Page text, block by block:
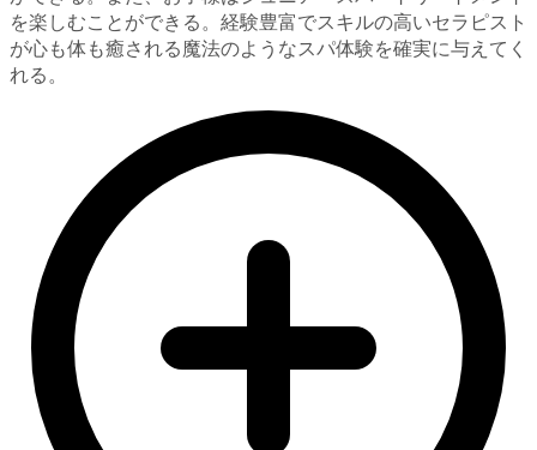
を楽しむことができる。経験豊富でスキルの高いセラピスト
が心も体も癒される魔法のようなスパ体験を確実に与えてく
れる。